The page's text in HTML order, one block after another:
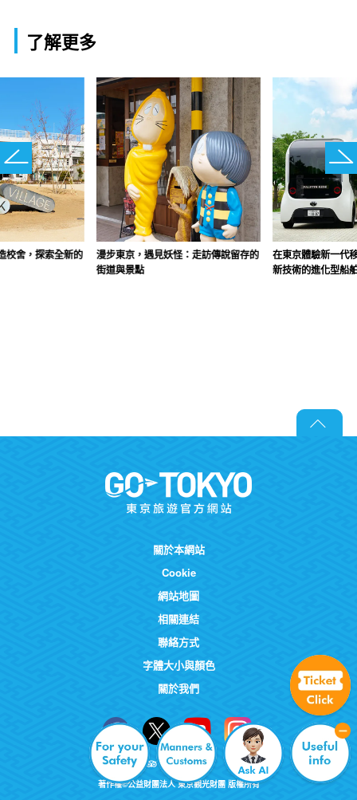
了解更多
校舍，探索全新的
漫步東京，遇見妖怪：走訪傳說留存的
街道與景點
在東京體驗新一代
新技術的進化型船
關於本網站
Cookie
網站地圖
相關連結
聯絡方式
字體大小與顏色
關於我們
著作權©公益財團法人 東京觀光財團 版權所有